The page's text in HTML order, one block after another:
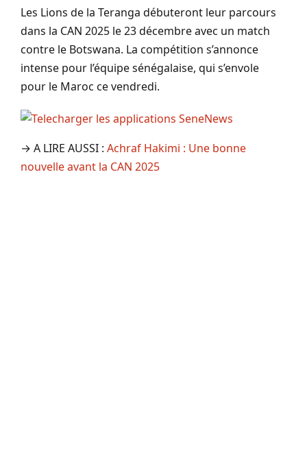
Les Lions de la Teranga débuteront leur parcours
dans la CAN 2025 le 23 décembre avec un match
contre le Botswana. La compétition s’annonce
intense pour l’équipe sénégalaise, qui s’envole
pour le Maroc ce vendredi.
→ A LIRE AUSSI : Achraf Hakimi : Une bonne
nouvelle avant la CAN 2025